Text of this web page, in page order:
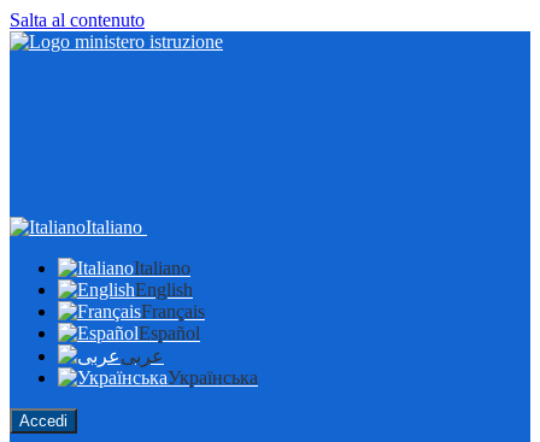
Salta al contenuto
Italiano
Italiano
English
Français
Español
عربى
Українська
Accedi